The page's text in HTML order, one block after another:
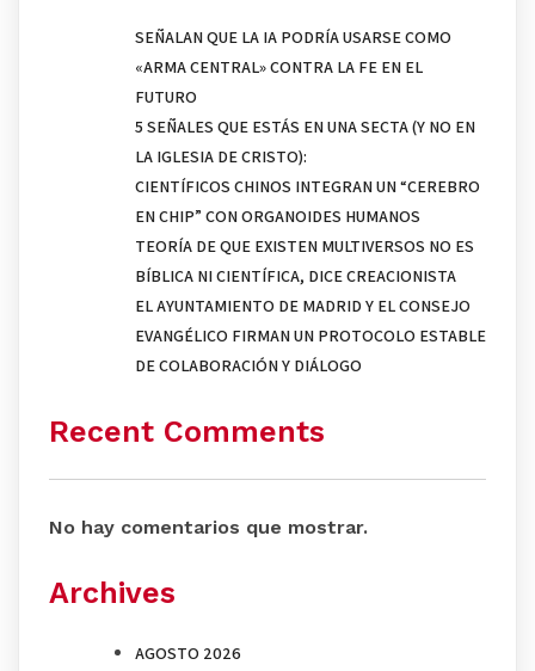
SEÑALAN QUE LA IA PODRÍA USARSE COMO
«ARMA CENTRAL» CONTRA LA FE EN EL
FUTURO
5 SEÑALES QUE ESTÁS EN UNA SECTA (Y NO EN
LA IGLESIA DE CRISTO):
CIENTÍFICOS CHINOS INTEGRAN UN “CEREBRO
EN CHIP” CON ORGANOIDES HUMANOS
TEORÍA DE QUE EXISTEN MULTIVERSOS NO ES
BÍBLICA NI CIENTÍFICA, DICE CREACIONISTA
EL AYUNTAMIENTO DE MADRID Y EL CONSEJO
EVANGÉLICO FIRMAN UN PROTOCOLO ESTABLE
DE COLABORACIÓN Y DIÁLOGO
Recent Comments
No hay comentarios que mostrar.
Archives
AGOSTO 2026